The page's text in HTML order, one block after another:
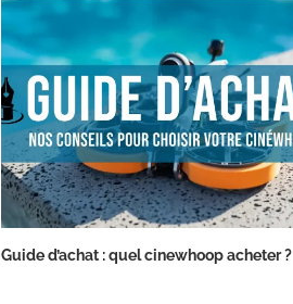
Guide d’achat : quel cinewhoop acheter ?